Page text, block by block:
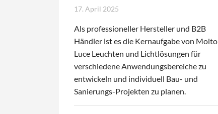
17. April 2025
Als professioneller Hersteller und B2B
Händler ist es die Kernaufgabe von Molto
Luce Leuchten und Lichtlösungen für
verschiedene Anwendungsbereiche zu
entwickeln und individuell Bau- und
Sanierungs-Projekten zu planen.